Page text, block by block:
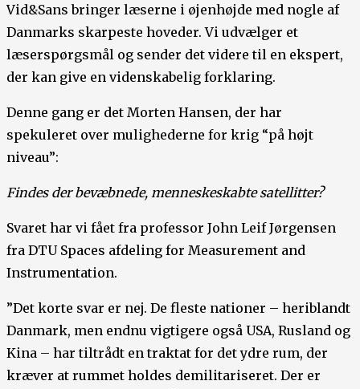
Vid&Sans bringer læserne i øjenhøjde med nogle af
Danmarks skarpeste hoveder. Vi udvælger et
læserspørgsmål og sender det videre til en ekspert,
der kan give en videnskabelig forklaring.
Denne gang er det Morten Hansen, der har
spekuleret over mulighederne for krig “på højt
niveau”:
Findes der bevæbnede, menneskeskabte satellitter?
Svaret har vi fået fra professor John Leif Jørgensen
fra DTU Spaces afdeling for Measurement and
Instrumentation.
”Det korte svar er nej. De fleste nationer – heriblandt
Danmark, men endnu vigtigere også USA, Rusland og
Kina – har tiltrådt en traktat for det ydre rum, der
kræver at rummet holdes demilitariseret. Der er